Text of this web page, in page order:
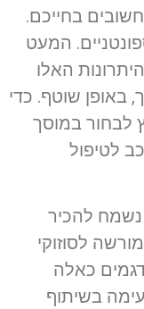
בחייכם.
המעט
האלו
באופן שוטף. כדי
לבחור במוסך
לטיפול
נשמח להכיר
לסוזוקי
כאלה
עימה בשיתוף